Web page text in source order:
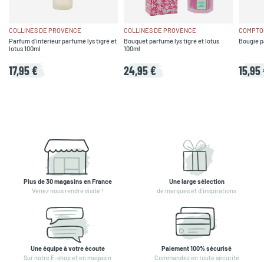
COLLINES DE PROVENCE
Parfum d'intérieur parfumé lys tigré et
lotus 100ml
17,95 €
COLLINES DE PROVENCE
Bouquet parfumé lys tigré et lotus
100ml
24,95 €
Bougie
15,95
Plus de 30 magasins en France
Venez nous rendre visite !
Une large sélection
de marques et d'inspirations
Une équipe à votre écoute
Sur notre E-shop et en magasin
Paiement 100% sécurisé
Commandez en toute sécurité